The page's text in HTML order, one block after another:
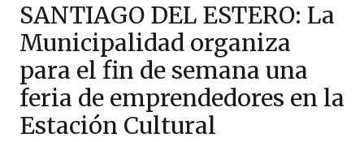
SANTIAGO DEL ESTERO: La
Municipalidad organiza
para el fin de semana una
feria de emprendedores en la
Estación Cultural